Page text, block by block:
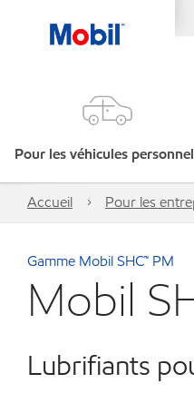
Pour les véhicules
Accueil Pour les
Gamme Mobil SHC™ PM
Mobil
Lubrifiants